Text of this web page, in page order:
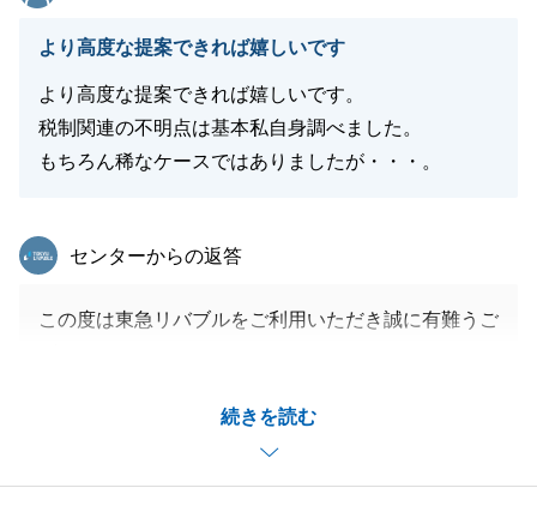
より高度な提案できれば嬉しいです
より高度な提案できれば嬉しいです。
税制関連の不明点は基本私自身調べました。
もちろん稀なケースではありましたが・・・。
続きを読む
東急リバブル
センターからの返答
この度は東急リバブルをご利用いただき誠に有難うご
今回は、海外送金や贈与税の対象となることも考慮す
る必要があるため、きちんと税理士の先生と連携して
確認をさせて頂きました。